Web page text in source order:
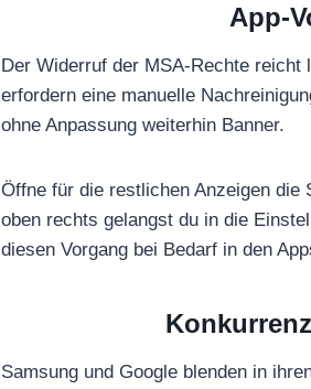
App-
Der Widerruf der MSA-Rechte
erfordern eine manuelle
ohne Anpassung weiterhin Banner.
Öffne für die restlichen Anzeigen die
oben rechts gelangst du in die
diesen Vorgang bei Bedarf in den
Samsung und Google blenden in